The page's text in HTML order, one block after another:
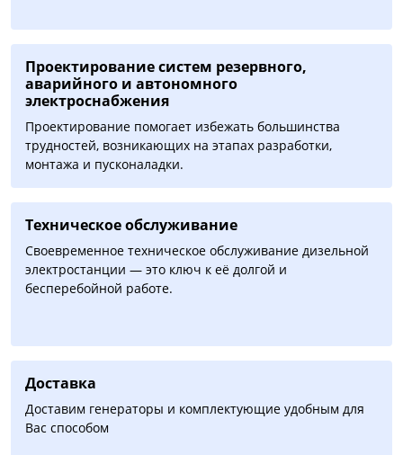
Проектирование систем резервного,
аварийного и автономного
электроснабжения
Проектирование помогает избежать большинства
трудностей, возникающих на этапах разработки,
монтажа и пусконаладки.
Техническое обслуживание
Своевременное техническое обслуживание дизельной
электростанции — это ключ к её долгой и
бесперебойной работе.
Доставка
Доставим генераторы и комплектующие удобным для
Вас способом